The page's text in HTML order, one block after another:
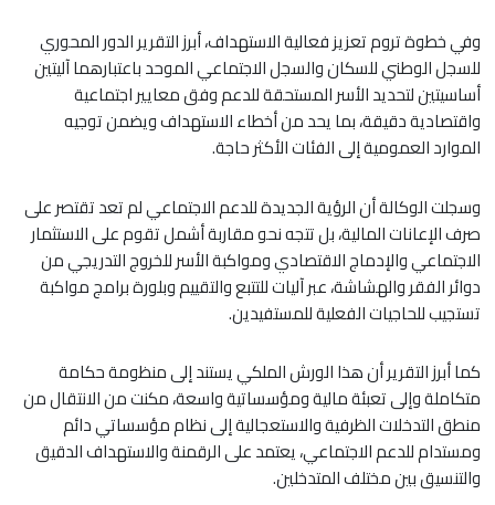
وفي خطوة تروم تعزيز فعالية الاستهداف، أبرز التقرير الدور المحوري
للسجل الوطني للسكان والسجل الاجتماعي الموحد باعتبارهما آليتين
أساسيتين لتحديد الأسر المستحقة للدعم وفق معايير اجتماعية
واقتصادية دقيقة، بما يحد من أخطاء الاستهداف ويضمن توجيه
الموارد العمومية إلى الفئات الأكثر حاجة.
وسجلت الوكالة أن الرؤية الجديدة للدعم الاجتماعي لم تعد تقتصر على
صرف الإعانات المالية، بل تتجه نحو مقاربة أشمل تقوم على الاستثمار
الاجتماعي والإدماج الاقتصادي ومواكبة الأسر للخروج التدريجي من
دوائر الفقر والهشاشة، عبر آليات للتتبع والتقييم وبلورة برامج مواكبة
تستجيب للحاجيات الفعلية للمستفيدين.
كما أبرز التقرير أن هذا الورش الملكي يستند إلى منظومة حكامة
متكاملة وإلى تعبئة مالية ومؤسساتية واسعة، مكنت من الانتقال من
منطق التدخلات الظرفية والاستعجالية إلى نظام مؤسساتي دائم
ومستدام للدعم الاجتماعي، يعتمد على الرقمنة والاستهداف الدقيق
والتنسيق بين مختلف المتدخلين.